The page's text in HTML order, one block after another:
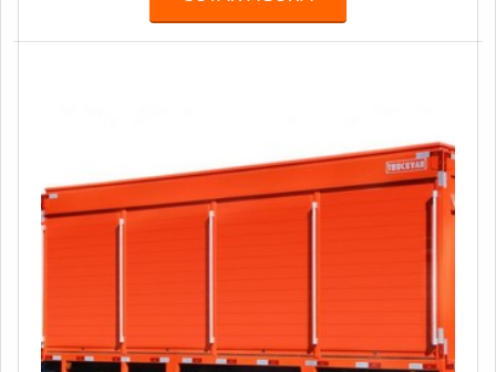
grandes agências de comunicação, propaganda,
publicidade e live marketing, como África, BFerraz,